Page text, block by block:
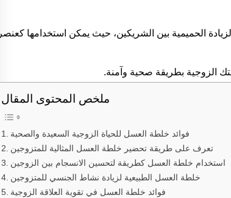
الحميمية بين الشريكين، حيث يمكن استخدامها كعنصر
الزوجية بطريقة صحية وآمنة.
ملخص المحتوى المقال
فوائد خلطة العسل للحياة الزوجية السعيدة والصحية
تعرف على طريقة تحضير خلطة العسل المثالية للمتزوجين
استخدام خلطة العسل كطريقة لتحسين الانسجام بين الزوجين
خلطة العسل الطبيعية لزيادة نشاط الجنسي للمتزوجين
فوائد خلطة العسل في تقوية العلاقة الزوجية